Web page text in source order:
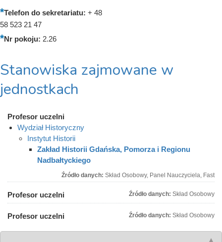
Telefon do sekretariatu: + 48
58 523 21 47
Nr pokoju: 2.26
Stanowiska zajmowane w
jednostkach
Profesor uczelni
Wydział Historyczny
Instytut Historii
Zakład Historii Gdańska, Pomorza i Regionu
Nadbałtyckiego
Źródło danych: Skład Osobowy, Panel Nauczyciela, Fast
Profesor uczelni Źródło danych: Skład Osobowy
Profesor uczelni Źródło danych: Skład Osobowy